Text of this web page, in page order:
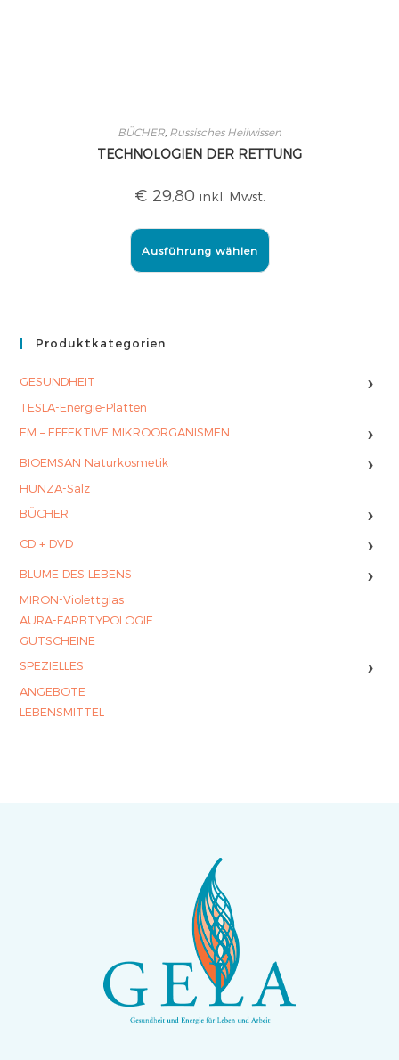
BÜCHER, Russisches Heilwissen
TECHNOLOGIEN DER RETTUNG
€ 29,80 inkl. Mwst.
Ausführung wählen
Produktkategorien
GESUNDHEIT ›
TESLA-Energie-Platten
EM – EFFEKTIVE MIKROORGANISMEN
›
BIOEMSAN Naturkosmetik ›
HUNZA-Salz
BÜCHER
›
CD + DVD ›
BLUME DES LEBENS ›
MIRON-Violettglas
AURA-FARBTYPOLOGIE
GUTSCHEINE
SPEZIELLES
›
ANGEBOTE
LEBENSMITTEL